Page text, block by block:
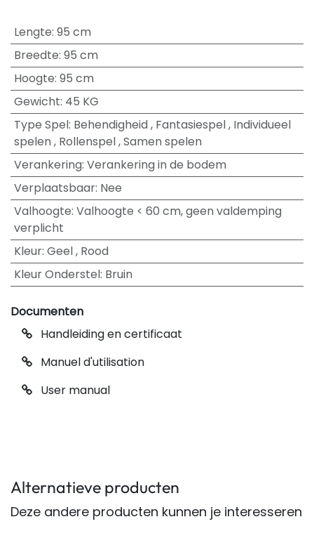
Lengte: 95 cm
Breedte: 95 cm
Hoogte: 95 cm
Gewicht: 45 KG
Type Spel: Behendigheid, Fantasiespel, Individueel
spelen, Rollenspel,Samen spelen
Verankering: Verankering in de bodem
Verplaatsbaar: Nee
Valhoogte: Valhoogte < 60 cm, geen valdemping
verplicht
Kleur: Geel, Rood
Kleur Onderstel: Bruin
Documenten
Handleiding en certificaat
Manuel d'utilisation
User manual
Alternatieve producten
Deze andere producten kunnen je interesseren